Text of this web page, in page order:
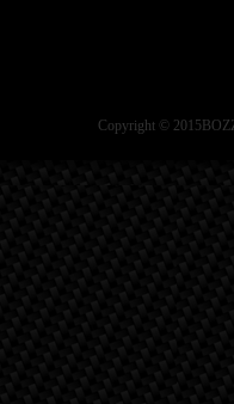
Copyright ©